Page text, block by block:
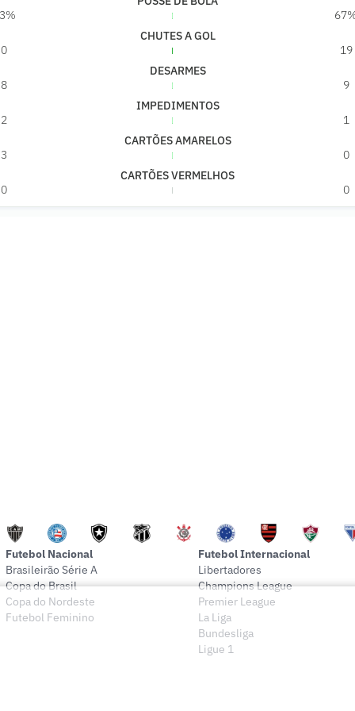
CHUTES A GOL
0
19
DESARMES
8
9
IMPEDIMENTOS
2
1
CARTÕES AMARELOS
3
0
CARTÕES VERMELHOS
0
0
Futebol Nacional
Brasileirão Série A
Copa do Brasil
Copa do Nordeste
Futebol Feminino
Futebol Internacional
Libertadores
Champions League
Premier League
La Liga
Bundesliga
Ligue 1